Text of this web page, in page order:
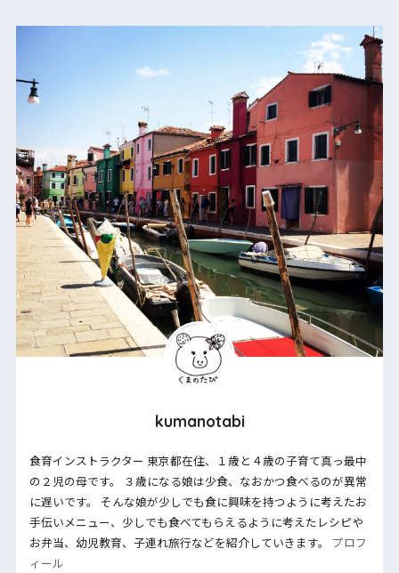
kumanotabi
食育インストラクター 東京都在住、１歳と４歳の子育て真っ最中
の２児の母です。 ３歳になる娘は少食、なおかつ食べるのが異常
に遅いです。 そんな娘が少しでも食に興味を持つように考えたお
手伝いメニュー、少しでも食べてもらえるように考えたレシピや
お弁当、幼児教育、子連れ旅行などを紹介していきます。 プロフ
ィール